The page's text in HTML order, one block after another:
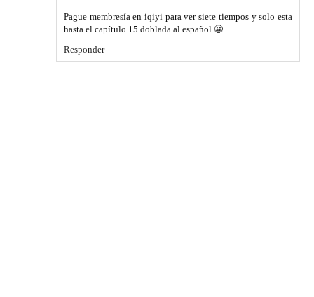
Pague membresía en iqiyi para ver siete tiempos y solo esta
hasta el capítulo 15 doblada al español 😬
Responder